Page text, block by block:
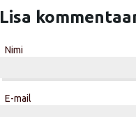
Lisa
Nimi
E-mail